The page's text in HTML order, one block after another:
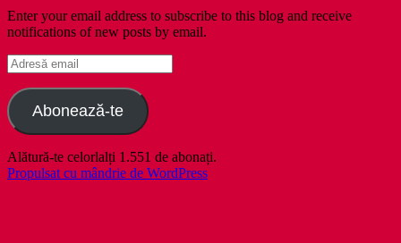
Enter your email address to subscribe to this blog and receive
notifications of new posts by email.
Adresă
email
Abonează-te
Alătură-te celorlalți 1.551 de abonați.
Propulsat cu mândrie de WordPress